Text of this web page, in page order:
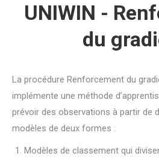
UNIWIN -
du
La procédure Renforcement du
implémente une méthode
prévoir des observations à partir de
modèles de deux formes :
Modèles de classement qui